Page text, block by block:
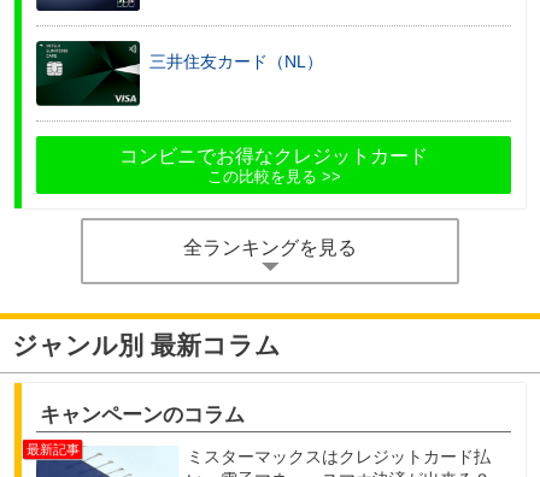
三井住友カード（NL）
コンビニでお得なクレジットカード
この比較を見る
全ランキングを見る
ジャンル別 最新コラム
キャンペーンのコラム
ミスターマックスはクレジットカード払